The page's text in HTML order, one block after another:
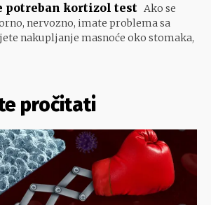
potreban kortizol test Ako se
nervozno, imate problema sa
nakupljanje masnoće oko stomaka,
pročitati